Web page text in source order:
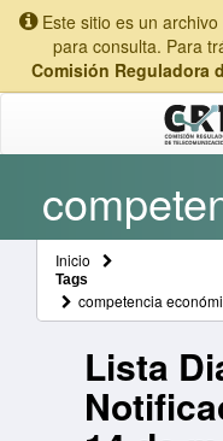
Este sitio es un
para consulta. Para
Comisión Reguladora
Inicio
Tags
competencia
Lista